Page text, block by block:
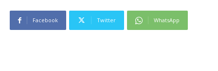
Facebook Twitter WhatsApp